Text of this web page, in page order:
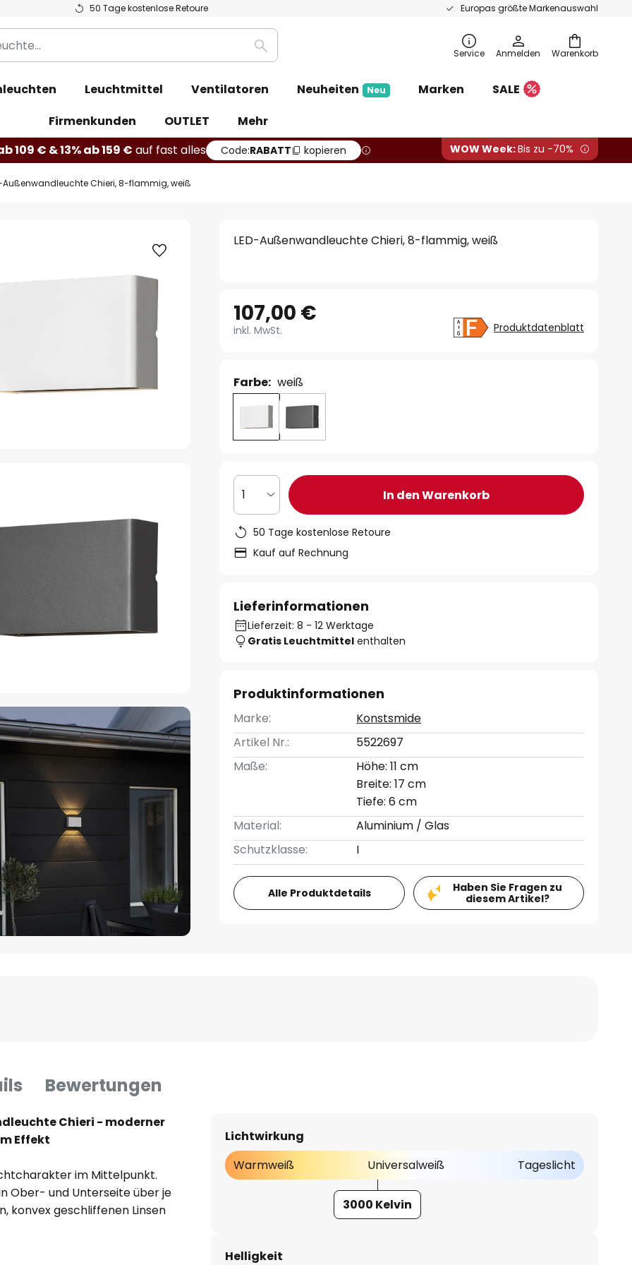
50 Tage kostenlose Retoure Europas größte Markenauswahl
Warenkorb
Suche Service Anmelden
Leuchtmittel Ventilatoren Neuheiten Neu Marken
SALE
Firmenkunden
OUTLET
Mehr
109 € & 13% ab 159 € auf fast alles Code:RABATT kopieren WOW Week:Bis zu -70%
Außenwandleuchte Chieri, 8-flammig, weiß
LED-Außenwandleuchte Chieri, 8-flammig, weiß
107,00 €
inkl. MwSt. Produktdatenblatt
Farbe: weiß
1 In den Warenkorb
50 Tage kostenlose Retoure
Kauf auf Rechnung
Lieferinformationen
Lieferzeit: 8 - 12 Werktage
Gratis Leuchtmittel enthalten
Produktinformationen
Marke:
Konstsmide
Artikel Nr.:
5522697
Maße:
Höhe: 11 cm
Breite: 17 cm
Tiefe: 6 cm
Material:
Aluminium / Glas
Schutzklasse:
I
Alle Produktdetails
Haben Sie Fragen zu
diesem Artikel?
Bewertungen
Chieri - moderner
Effekt
im Mittelpunkt.
Ober- und Unterseite über je
konvex geschliffenen Linsen
Lichtwirkung
Warmweiß
Universalweiß Tageslicht
3000 Kelvin
Helligkeit